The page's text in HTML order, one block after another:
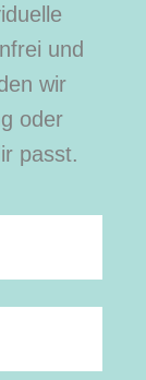
und
wir
oder
passt.